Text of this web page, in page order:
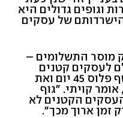
וגופים גדולים היא
של עסקים
מוסר התשלומים –
לעסקים קטנים
ובינוניים תוך פרק זמן של שוטף פלוס 45 יום ואת
תוך שוטף פלוס 30", אומר קויתי. "גוף
הקטנים לא
זמן ארוך מכך".